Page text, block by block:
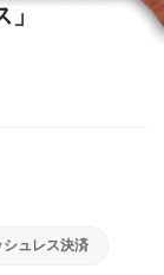
シュレス決済